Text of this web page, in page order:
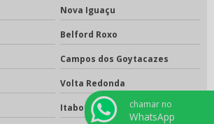
Nova Iguaçu
Belford Roxo
Campos dos Goytacazes
Volta Redonda
Itaboraí chamar no
WhatsApp